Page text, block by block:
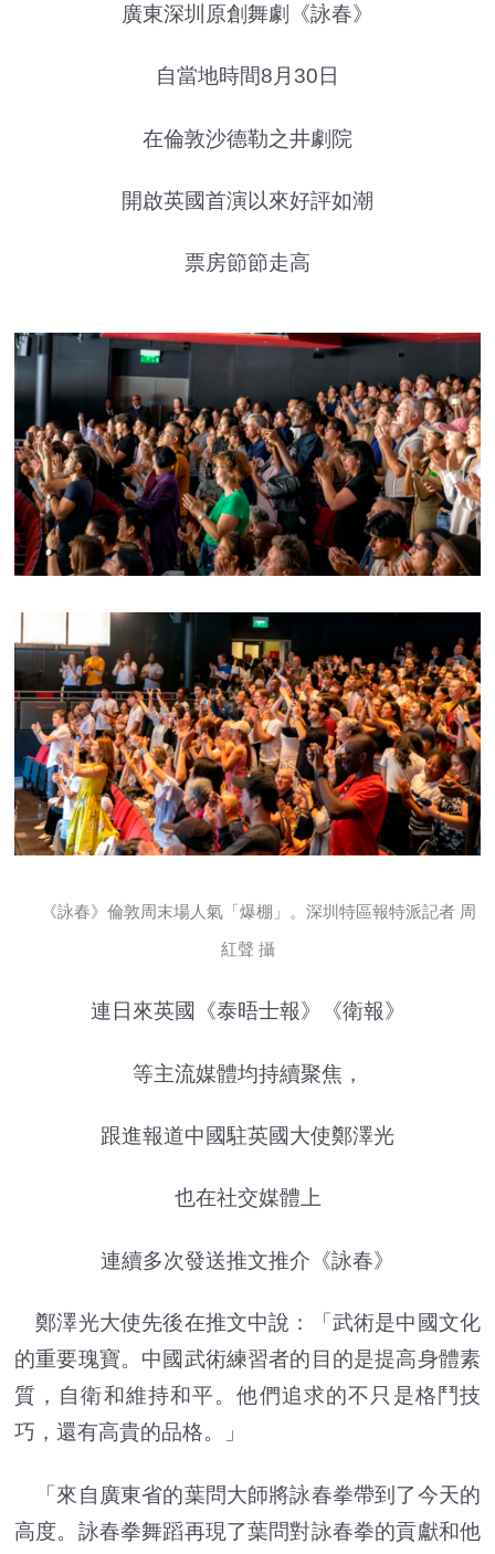
廣東深圳原創舞劇《詠春》
自當地時間8月30日
在倫敦沙德勒之井劇院
開啟英國首演以來好評如潮
票房節節走高
《詠春》倫敦周末場人氣「爆棚」。深圳特區報特派記者 周
紅聲 攝
連日來英國《泰晤士報》《衛報》
等主流媒體均持續聚焦，
跟進報道中國駐英國大使鄭澤光
也在社交媒體上
連續多次發送推文推介《詠春》
鄭澤光大使先後在推文中說：「武術是中國文化
的重要瑰寶。中國武術練習者的目的是提高身體素
質，自衛和維持和平。他們追求的不只是格鬥技
巧，還有高貴的品格。」
「來自廣東省的葉問大師將詠春拳帶到了今天的
高度。詠春拳舞蹈再現了葉問對詠春拳的貢獻和他